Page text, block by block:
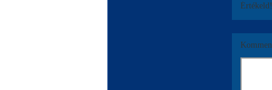
Értékeld!